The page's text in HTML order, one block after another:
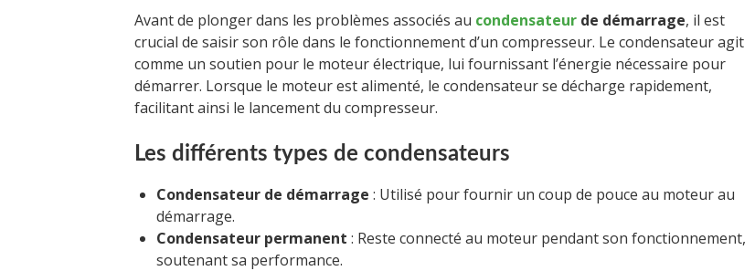
Avant de plonger dans les problèmes associés au condensateur de démarrage, il est
crucial de saisir son rôle dans le fonctionnement d’un compresseur. Le condensateur agit
comme un soutien pour le moteur électrique, lui fournissant l’énergie nécessaire pour
démarrer. Lorsque le moteur est alimenté, le condensateur se décharge rapidement,
facilitant ainsi le lancement du compresseur.
Les différents types de condensateurs
Condensateur de démarrage : Utilisé pour fournir un coup de pouce au moteur au
démarrage.
Condensateur permanent : Reste connecté au moteur pendant son fonctionnement,
soutenant sa performance.